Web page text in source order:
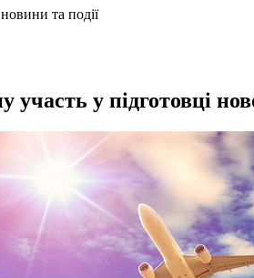
та події
участь у підготовці